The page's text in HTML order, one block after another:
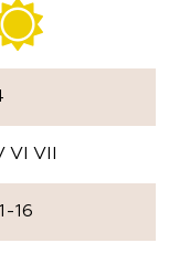
VI VII
16